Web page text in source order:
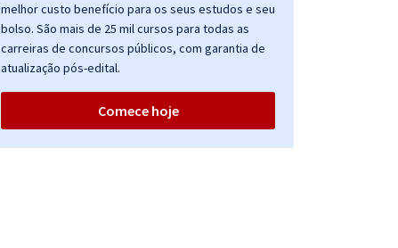
melhor custo benefício para os seus estudos e seu
bolso. São mais de 25 mil cursos para todas as
carreiras de concursos públicos, com garantia de
atualização pós-edital.
Comece hoje